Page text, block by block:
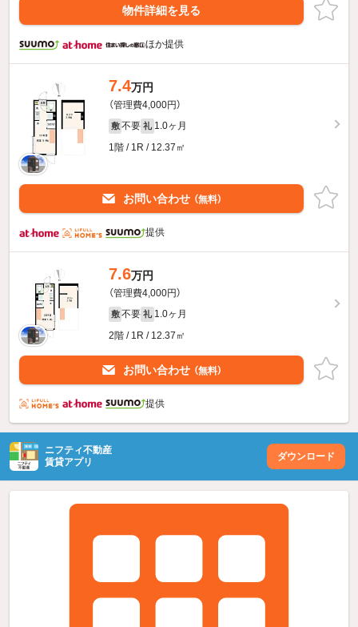
物件詳細を見る
ほか提供
7.4万円
（管理費4,000円）
敷 不要 礼 1.0ヶ月
1階 / 1R / 12.37㎡
お問い合わせ （無料）
提供
7.6万円
（管理費4,000円）
敷 不要 礼 1.0ヶ月
2階 / 1R / 12.37㎡
お問い合わせ （無料）
提供
ニフティ不動産
賃貸アプリ
ダウンロード